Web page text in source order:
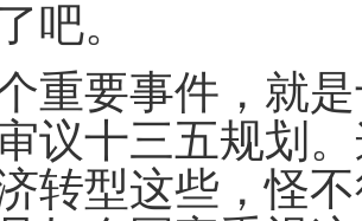
吧。
重要事件，就
议十三五规划
转型这些，怪